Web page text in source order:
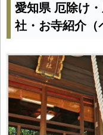
愛知県 厄除け
社・お寺紹介（